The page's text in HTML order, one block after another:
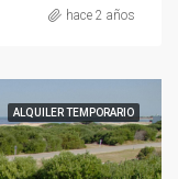
hace 2 años
ALQUILER TEMPORARIO